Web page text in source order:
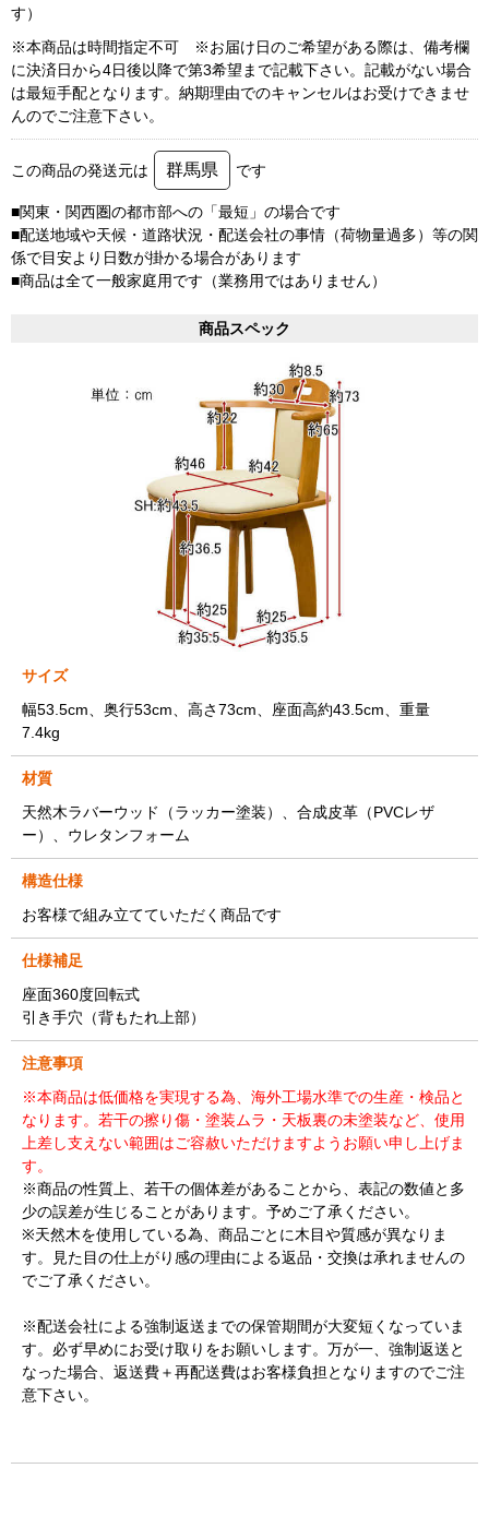
す）
※本商品は時間指定不可 ※お届け日のご希望がある際は、備考欄
に決済日から4日後以降で第3希望まで記載下さい。記載がない場合
は最短手配となります。納期理由でのキャンセルはお受けできませ
んのでご注意下さい。
この商品の発送元は 群馬県 です
■関東・関西圏の都市部への「最短」の場合です
■配送地域や天候・道路状況・配送会社の事情（荷物量過多）等の関
係で目安より日数が掛かる場合があります
■商品は全て一般家庭用です（業務用ではありません）
商品スペック
サイズ
幅53.5cm、奥行53cm、高さ73cm、座面高約43.5cm、重量
7.4kg
材質
天然木ラバーウッド（ラッカー塗装）、合成皮革（PVCレザ
ー）、ウレタンフォーム
構造仕様
お客様で組み立てていただく商品です
仕様補足
座面360度回転式
引き手穴（背もたれ上部）
注意事項
※本商品は低価格を実現する為、海外工場水準での生産・検品と
なります。若干の擦り傷・塗装ムラ・天板裏の未塗装など、使用
上差し支えない範囲はご容赦いただけますようお願い申し上げま
す。
※商品の性質上、若干の個体差があることから、表記の数値と多
少の誤差が生じることがあります。予めご了承ください。
※天然木を使用している為、商品ごとに木目や質感が異なりま
す。見た目の仕上がり感の理由による返品・交換は承れませんの
でご了承ください。
※配送会社による強制返送までの保管期間が大変短くなっていま
す。必ず早めにお受け取りをお願いします。万が一、強制返送と
なった場合、返送費＋再配送費はお客様負担となりますのでご注
意下さい。